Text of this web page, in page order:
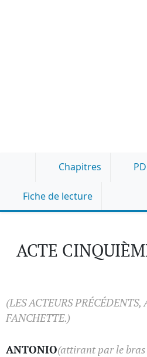
Chapitres
Fiche de lecture
ACTE
(LES ACTEURS
FANCHETTE.)
ANTONIO(attirant par le